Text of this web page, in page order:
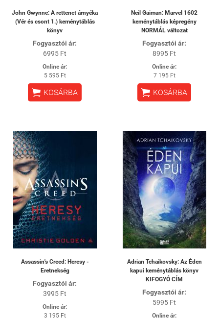
John Gwynne: A rettenet árnyéka
(Vér és csont 1.) keménytáblás
könyv
Fogyasztói ár:
6995 Ft
Online ár:
5 595 Ft
 KOSÁRBA
Neil Gaiman: Marvel 1602
keménytáblás képregény
NORMÁL változat
Fogyasztói ár:
8995 Ft
Online ár:
7 195 Ft
 KOSÁRBA
Assassin's Creed: Heresy -
Eretnekség
Fogyasztói ár:
3995 Ft
Online ár:
3 195 Ft
Adrian Tchaikovsky: Az Éden
kapui keménytáblás könyv
KIFOGYÓ CÍM
Fogyasztói ár:
5995 Ft
Online ár: